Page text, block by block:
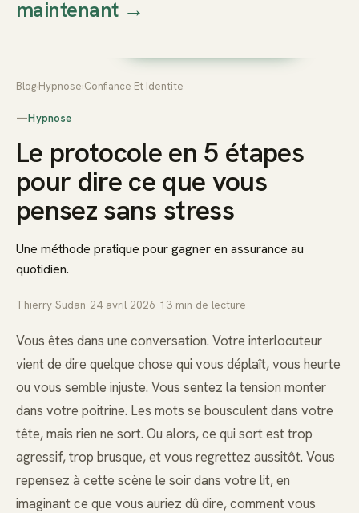
Thierry
Prendre rendez-vous dès
maintenant→
Blog Hypnose Confiance Et Identite
—Hypnose
Le protocole en 5 étapes
pour dire ce que vous
pensez sans stress
Une méthode pratique pour gagner en assurance au
quotidien.
Thierry Sudan 24 avril 2026 13 min de lecture
Vous êtes dans une conversation. Votre interlocuteur
vient de dire quelque chose qui vous déplaît, vous heurte
ou vous semble injuste. Vous sentez la tension monter
dans votre poitrine. Les mots se bousculent dans votre
tête, mais rien ne sort. Ou alors, ce qui sort est trop
agressif, trop brusque, et vous regrettez aussitôt. Vous
repensez à cette scène le soir dans votre lit, en
imaginant ce que vous auriez dû dire, comment vous